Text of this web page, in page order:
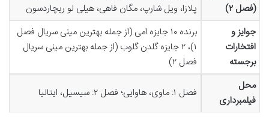
(فصل ۲)
پلازا، ویل شارپ، مگان فاهی، هیلی لو ریچاردسون
جوایز و
افتخارات
برجسته
برنده ۱۰ جایزه امی (از جمله بهترین مینی سریال فصل
۱)، ۲ جایزه گلدن گلوب (از جمله بهترین مینی سریال
فصل ۲)
محل
فیلمبرداری
فصل ۱: ماوی، هاوایی؛ فصل ۲: سیسیل، ایتالیا